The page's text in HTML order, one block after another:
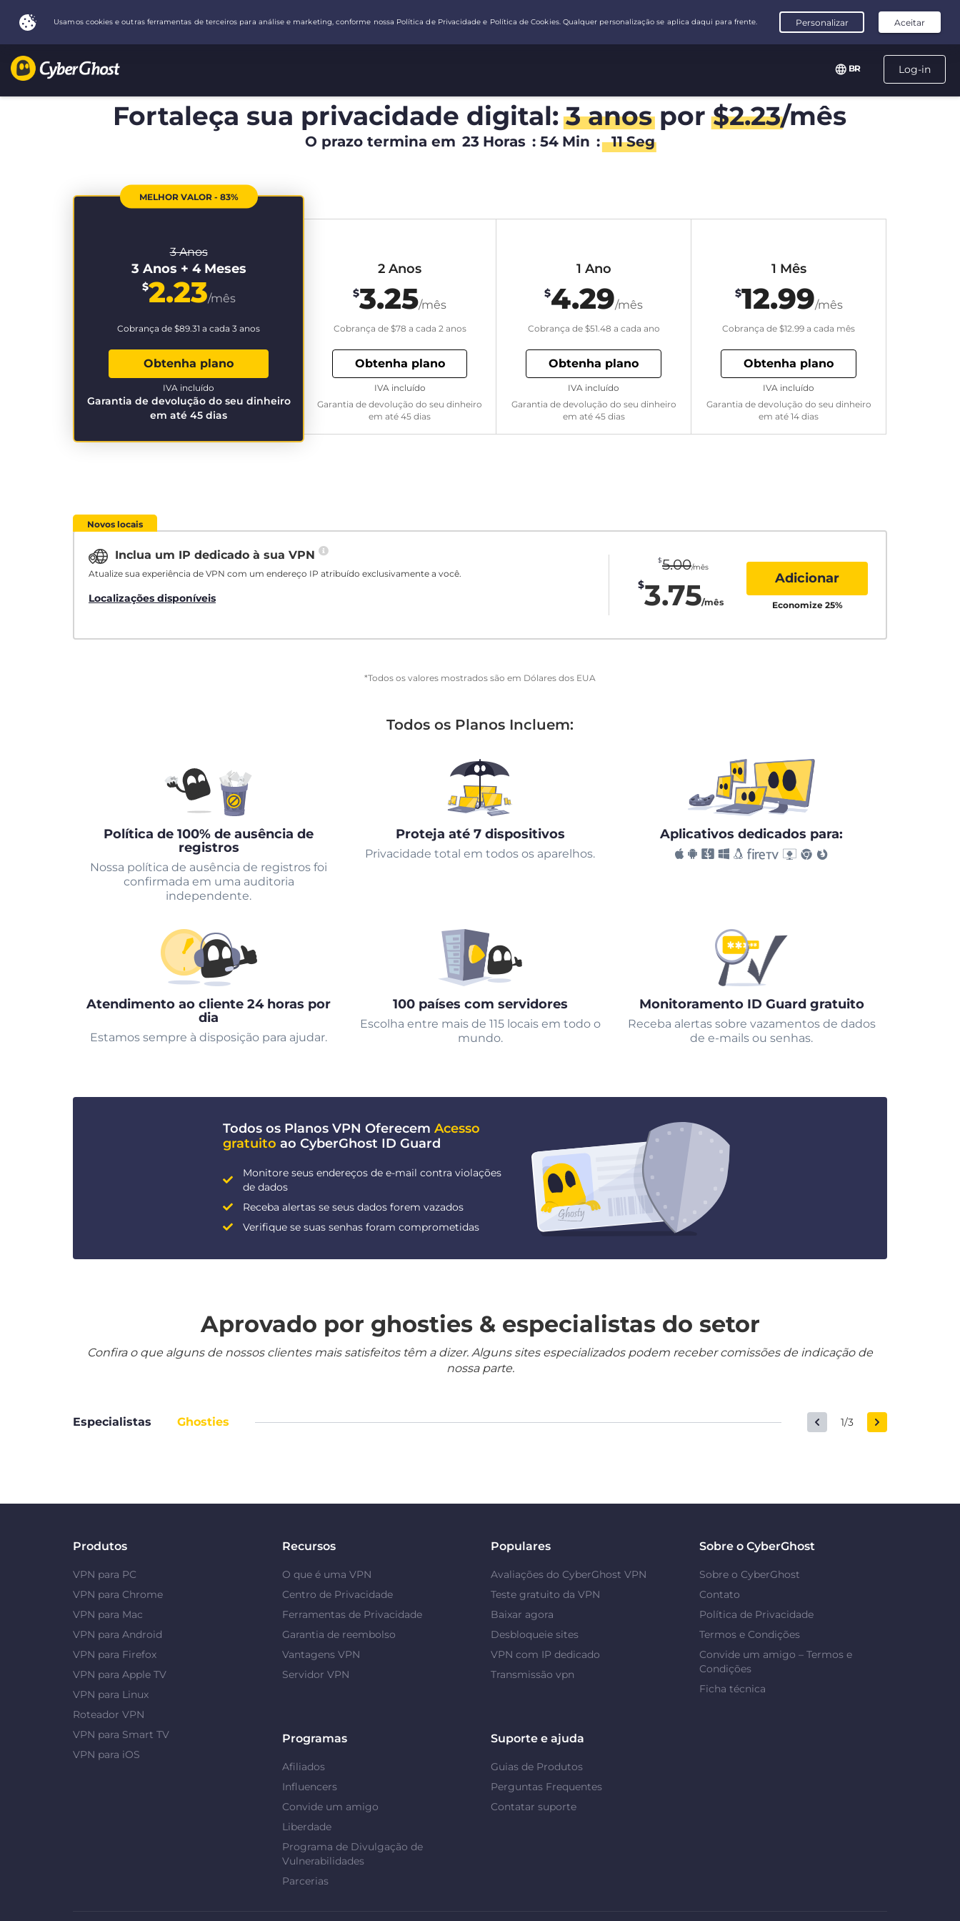
Log-in
BR
Fortaleça sua privacidade digital:3 anospor$2.23/mês
O prazo termina em 23 Horas : 54 Min : 10 Seg
MELHOR VALOR - 83%
3 Anos
3 Anos + 4 Meses
$2.23/mês
Cobrança de $89.31 a cada 3 anos
Obtenha plano
Garantia de devolução do seu dinheiro
em até 45 dias
IVA incluído
2 Anos
$3.25/mês
Cobrança de $78 a cada 2 anos
Obtenha plano
Garantia de devolução do seu dinheiro
em até 45 dias
IVA incluído
1 Ano
$4.29/mês
Cobrança de $51.48 a cada ano
Obtenha plano
Garantia de devolução do seu dinheiro
em até 45 dias
IVA incluído
1 Mês
$12.99/mês
Cobrança de $12.99 a cada mês
Obtenha plano
Garantia de devolução do seu dinheiro
em até 14 dias
IVA incluído
Novos locais
Inclua um IP dedicado à sua VPN
Atualize sua experiência de VPN com um endereço IP atribuído exclusivamente a você.
Localizações disponíveis
$5.00/mês
$3.75/mês
Adicionar
Economize 25%
*Todos os valores mostrados são em Dólares dos EUA
Todos os Planos Incluem:
Política de 100% de ausência de
registros
Nossa política de ausência de registros foi
confirmada em uma auditoria
independente.
Proteja até 7 dispositivos
Privacidade total em todos os aparelhos.
Aplicativos dedicados para:
Atendimento ao cliente 24 horas por
dia
Estamos sempre à disposição para ajudar.
100 países com servidores
Escolha entre mais de 115 locais em todo o
mundo.
Monitoramento ID Guard gratuito
Receba alertas sobre vazamentos de dados
de e-mails ou senhas.
Todos os Planos VPN Oferecem Acesso
gratuito ao CyberGhost ID Guard
Monitore seus endereços de e-mail contra violações
de dados
Receba alertas se seus dados forem vazados
Verifique se suas senhas foram comprometidas
Aprovado por ghosties & especialistas do setor
Confira o que alguns de nossos clientes mais satisfeitos têm a dizer. Alguns sites especializados podem receber comissões de indicação de
nossa parte.
Especialistas Ghosties 1/3
Produtos
VPN para PC
VPN para Chrome
VPN para Mac
VPN para Android
VPN para Firefox
VPN para Apple TV
VPN para Linux
Roteador VPN
VPN para Smart TV
VPN para iOS
Recursos
O que é uma VPN
Centro de Privacidade
Ferramentas de Privacidade
Garantia de reembolso
Vantagens VPN
Servidor VPN
Populares
Avaliações do CyberGhost VPN
Teste gratuito da VPN
Baixar agora
Desbloqueie sites
VPN com IP dedicado
Transmissão vpn
Sobre o CyberGhost
Sobre o CyberGhost
Contato
Política de Privacidade
Termos e Condições
Convide um amigo – Termos e
Condições
Ficha técnica
Programas
Afiliados
Influencers
Convide um amigo
Liberdade
Programa de Divulgação de
Vulnerabilidades
Parcerias
Suporte e ajuda
Guias de Produtos
Perguntas Frequentes
Contatar suporte